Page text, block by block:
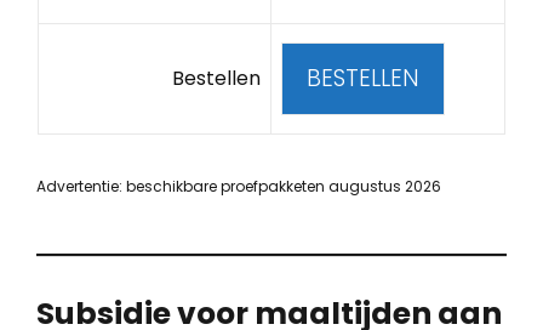
Bestellen BESTELLEN
Advertentie: beschikbare proefpakketen augustus 2026
Subsidie voor maaltijden aan